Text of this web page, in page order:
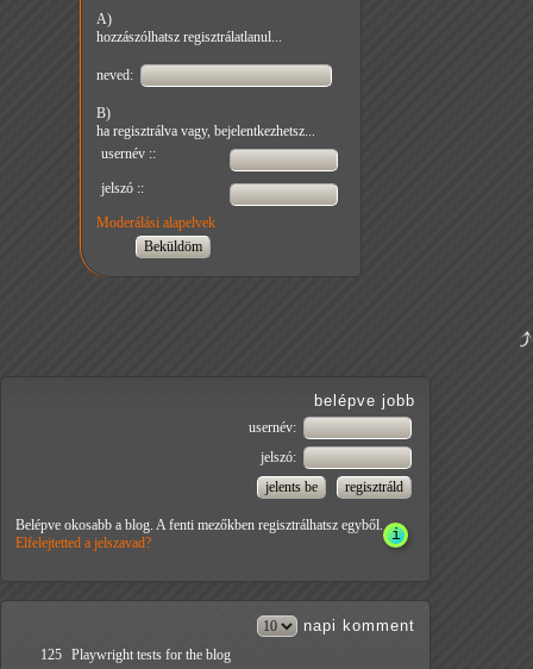
A)
hozzászólhatsz regisztrálatlanul...
neved:
B)
ha regisztrálva vagy, bejelentkezhetsz...
usernév ::
jelszó ::
Moderálási alapelvek
belépve jobb
usernév:
jelszó:
Belépve okosabb a blog. A fenti mezőkben regisztrálhatsz egyből.
Elfelejtetted a jelszavad?
napi komment
125 Playwright tests for the blog